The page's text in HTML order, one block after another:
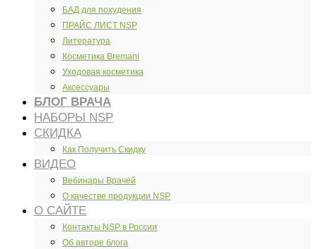
БАД для похудения
ПРАЙС ЛИСТ NSP
Литература
Косметика Bremani
Уходовая косметика
Аксессуары
БЛОГ ВРАЧА
НАБОРЫ NSP
СКИДКА
Как Получить Скидку
ВИДЕО
Вебинары Врачей
О качестве продукции NSP
О САЙТЕ
Контакты NSP в России
Об авторе блога